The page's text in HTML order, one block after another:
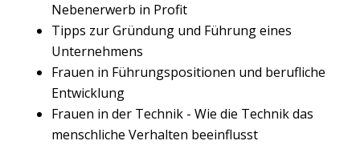
Nebenerwerb in Profit
Tipps zur Gründung und Führung eines
Unternehmens
Frauen in Führungspositionen und berufliche
Entwicklung
Frauen in der Technik - Wie die Technik das
menschliche Verhalten beeinflusst